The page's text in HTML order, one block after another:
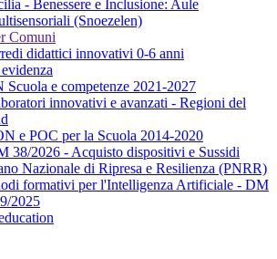
- Benessere e Inclusione: Aule
(Snoezelen)
Comuni
didattici innovativi 0-6 anni
Scuola e competenze 2021-2027
innovativi e avanzati - Regioni del
e POC per la Scuola 2014-2020
38/2026 - Acquisto dispositivi e Sussidi
Nazionale di Ripresa e Resilienza (PNRR)
formativi per l'Intelligenza Artificiale - DM
2025